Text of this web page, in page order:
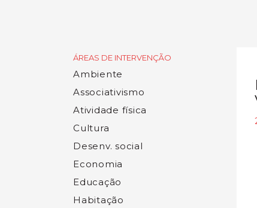
ÁREAS DE INTERVENÇÃO
Ambiente
Associativismo
Atividade física
Cultura
Desenv. social
Economia
Educação
Habitação